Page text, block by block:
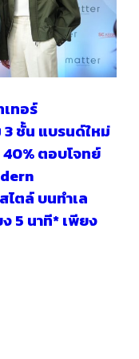
ทอร์
3 ชั้น แบรนด์ใหม่
ตอบโจทย์
ตล์ บนทำเล
5 นาที* เพียง